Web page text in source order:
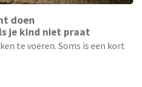
doen
je kind niet praat
te voeren. Soms is een kort